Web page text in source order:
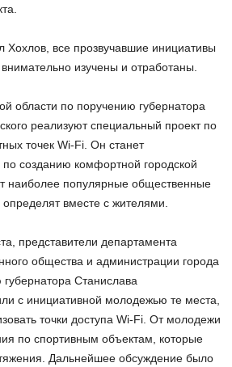
Хохлов, все прозвучавшие инициативы
изучены и отработаны.
области по поручению губернатора
реализуют специальный проект по
точек Wi-Fi. Он станет
созданию комфортной городской
наиболее популярные общественные
вместе с жителями.
представители департамента
общества и администрации города
Станислава
с инициативной молодежью те места,
точки доступа Wi-Fi. От молодежи
по спортивным объектам, которые
Дальнейшее обсуждение было